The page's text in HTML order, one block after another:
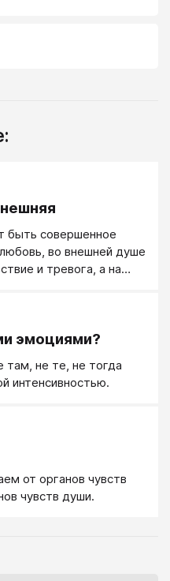
быть совершенное
во внешней душе
и тревога, а на
эмоциями?
там, не те, не тогда
интенсивностью.
от органов чувств
чувств души.